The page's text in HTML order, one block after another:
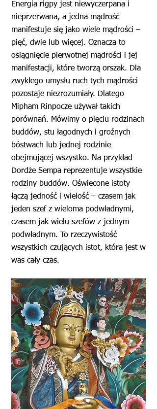
Energia rigpy jest niewyczerpana i
nieprzerwana, a jedna mądrość
manifestuje się jako wiele mądrości –
pięć, dwie lub więcej. Oznacza to
osiągnięcie pierwotnej mądrości i jej
manifestacji, które tworzą orszak. Dla
zwykłego umysłu ruch tych mądrości
pozostaje niezrozumiały. Dlatego
Mipham Rinpocze używał takich
porównań. Mówimy o pięciu rodzinach
buddów, stu łagodnych i groźnych
bóstwach lub jednej rodzinie
obejmującej wszystko. Na przykład
Dordże Sempa reprezentuje wszystkie
rodziny buddów. Oświecone istoty
łączą jedność i wielość – czasem jak
jeden szef z wieloma podwładnymi,
czasem jak wielu szefów z jednym
podwładnym. To rzeczywistość
wszystkich czujących istot, która jest w
was cały czas.